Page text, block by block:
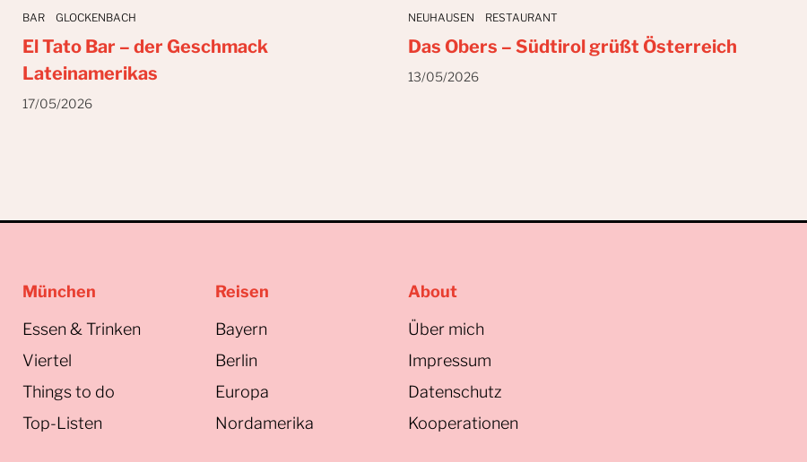
BAR GLOCKENBACH
El Tato Bar – der Geschmack
Lateinamerikas
17/05/2026
NEUHAUSEN RESTAURANT
Das Obers – Südtirol grüßt Österreich
13/05/2026
München
Essen & Trinken
Viertel
Things to do
Top-Listen
Reisen
Bayern
Berlin
Europa
Nordamerika
About
Über mich
Impressum
Datenschutz
Kooperationen